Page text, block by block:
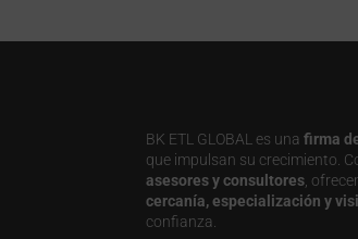
BK ETL GLOBAL es unafirma
que impulsan su crecimiento.
asesores y consultores ,
cercanía, especialización y
confianza.